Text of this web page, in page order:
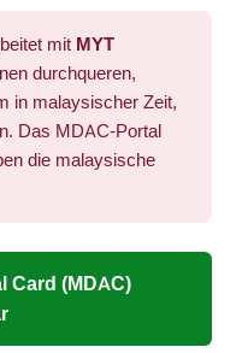
mit MYT
durchqueren,
in malaysischer Zeit,
Das MDAC-Portal
die malaysische
Card (MDAC)